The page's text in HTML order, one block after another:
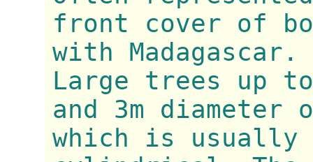
front cover of
with Madagascar.
Large trees up
and 3m diameter
which is usually